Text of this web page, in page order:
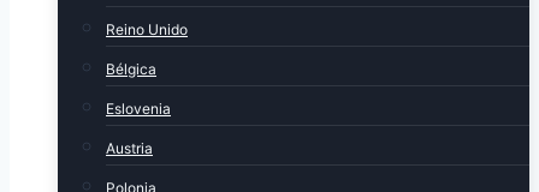
Reino Unido
Bélgica
Eslovenia
Austria
Polonia